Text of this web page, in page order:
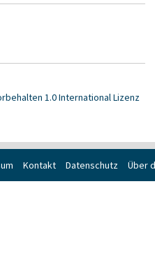
1.0 International Lizenz
Kontakt Datenschutz Über